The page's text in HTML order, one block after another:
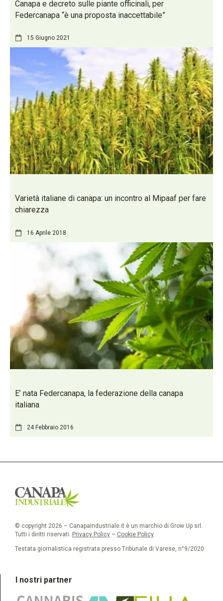
Canapa e decreto sulle piante officinali, per
Federcanapa “è una proposta inaccettabile”
15 Giugno 2021
Varietà italiane di canapa: un incontro al Mipaaf per fare
chiarezza
16 Aprile 2018
E’ nata Federcanapa, la federazione della canapa
italiana
24 Febbraio 2016
© copyright 2026 – CanapaIndustriale.it è un marchio di Grow Up srl.
Tutti i diritti riservati. Privacy Policy – Cookie Policy
Testata giornalistica registrata presso Tribunale di Varese, n°9/2020
I nostri partner